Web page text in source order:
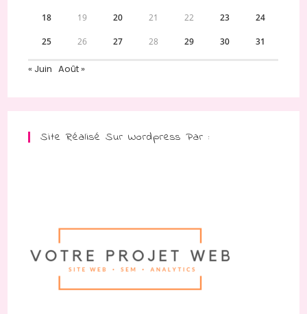
18 19 20 21 22 23 24
25 26 27 28 29 30 31
« Juin Août »
Site Réalisé Sur Wordpress Par :